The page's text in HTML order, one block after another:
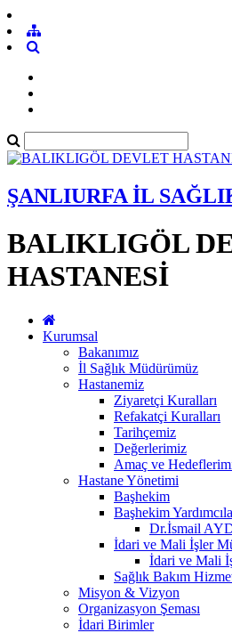
ŞANLIURFA İL
BALIKLIGÖL
HASTANESİ
Kurumsal
Bakanımız
İl Sağlık Müdürümüz
Hastanemiz
Ziyaretçi Kuralları
Refakatçi Kuralları
Tarihçemiz
Değerlerimiz
Amaç ve
Hastane Yönetimi
Başhekim
Başhekim
Dr.İsmail
İdari ve Mali İşler
İdari ve Mali
Sağlık Bakım
Misyon & Vizyon
Organizasyon Şeması
İdari Birimler